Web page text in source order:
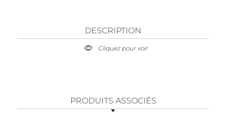
DESCRIPTION
Cliquez pour voir
PRODUITS ASSOCIÉS